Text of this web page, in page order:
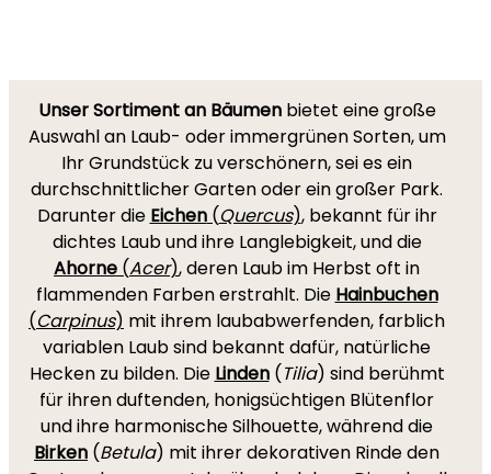
Unser Sortiment an Bäumenbietet eine große
Auswahl an Laub- oder immergrünen Sorten, um
Ihr Grundstück zu verschönern, sei es ein
durchschnittlicher Garten oder ein großer Park.
Darunter die Eichen(Quercus), bekannt für ihr
dichtes Laub und ihre Langlebigkeit, und die
Ahorne (Acer), deren Laub im Herbst oft in
flammenden Farben erstrahlt. Die Hainbuchen
(Carpinus) mit ihrem laubabwerfenden, farblich
variablen Laub sind bekannt dafür, natürliche
Hecken zu bilden. Die Linden(Tilia) sind berühmt
für ihren duftenden, honigsüchtigen Blütenflor
und ihre harmonische Silhouette, während die
Birken (Betula) mit ihrer dekorativen Rinde den